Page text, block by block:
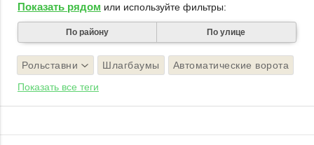
Показать рядом или используйте фильтры:
По району По улице
Рольставни Шлагбаумы
Автоматические ворота
Показать все теги